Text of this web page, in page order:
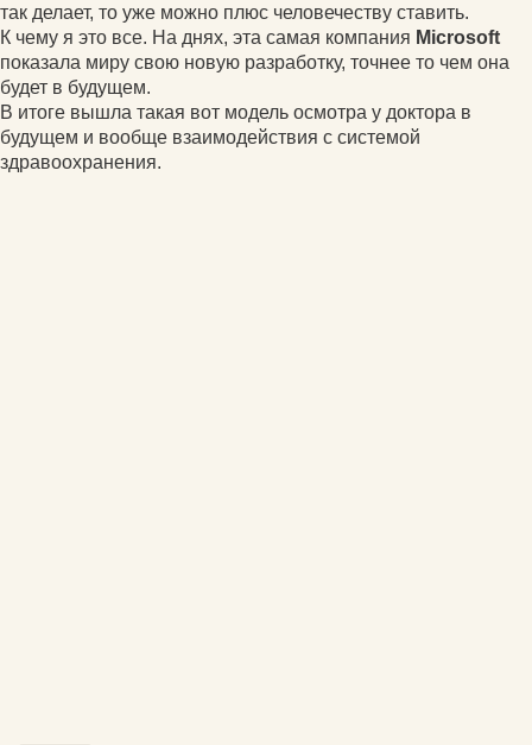
так делает, то уже можно плюс человечеству ставить.
К чему я это все. На днях, эта самая компания Microsoft
показала миру свою новую разработку, точнее то чем она
будет в будущем.
В итоге вышла такая вот модель осмотра у доктора в
будущем и вообще взаимодействия с системой
здравоохранения.